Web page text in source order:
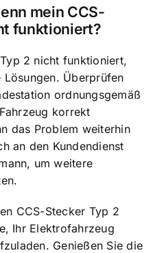
mein CCS-
funktioniert?
2 nicht funktioniert,
Überprüfen
ordnungsgemäß
korrekt
das Problem weiterhin
an den Kundendienst
um weitere
CCS-Stecker Typ 2
Ihr Elektrofahrzeug
Genießen Sie die